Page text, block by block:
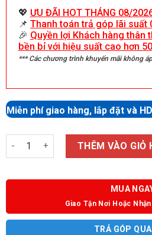
💖 ƯU ĐÃI HOT THÁNG 08/
📌 Thanh toán trả góp lãi suất
🎉 Quyền lợi Khách hàng thân
bền bỉ với hiệu suất cao hơn
*** Các chương trình khuyến mãi không
Miễn phí giao hàng, lắp đặt và
Số lượng THÊM VÀO GIỎ
MUA
Giao Tận Nơi Hoặc
TRẢ GÓP